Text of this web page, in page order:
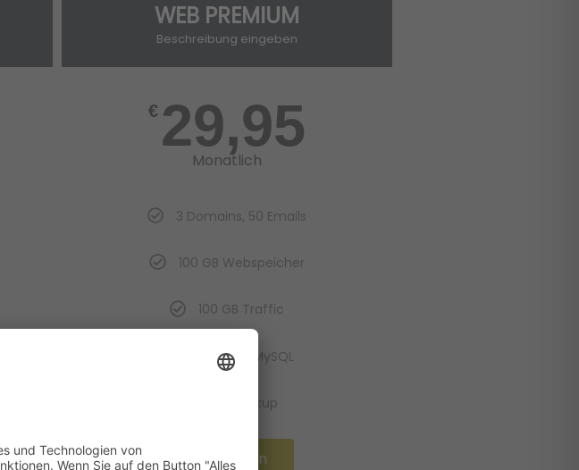
WEB PREMIUM
Beschreibung eingeben
€ 29,95
Monatlich
3 Domains, 50 Emails
100 GB Webspeicher
100 GB Traffic
1x PHP, 10x MySQL
FTP, Backup
Hier klicken